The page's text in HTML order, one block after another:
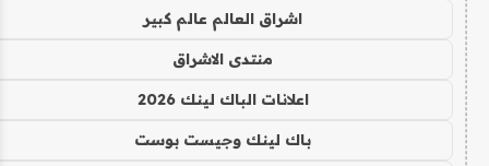
اشراق العالم عالم كبير
منتدى الاشراق
اعلانات الباك لينك 2026
باك لينك وجيست بوست